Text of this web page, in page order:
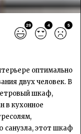
29 4 5
оптимально
двух человек. В
шкаф,
в кухонное
этот шкаф